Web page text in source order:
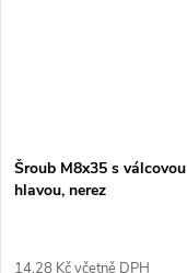
Šroub M8x35 s válcovou
hlavou, nerez
14,28 Kč včetně DPH